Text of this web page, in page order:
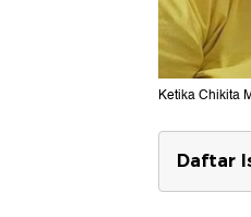
Ketika Chikita
Daftar